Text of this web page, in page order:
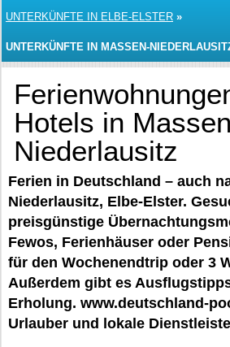
UNTERKÜNFTE IN ELBE-ELSTER »
UNTERKÜNFTE IN MASSEN-
Hotels in
Niederlausitz
Ferien in Deutschland – auch
Niederlausitz, Elbe-Elster.
preisgünstige
Fewos, Ferienhäuser oder
für den Wochenendtrip oder 3
Außerdem gibt es
Erholung. www.deutschland-
Urlauber und lokale